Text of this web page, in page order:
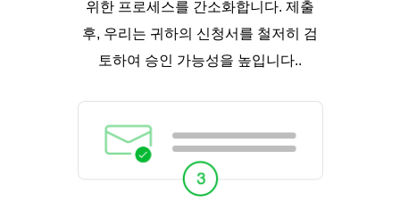
위한 프로세스를 간소화합니다. 제출
후, 우리는 귀하의 신청서를 철저히 검
토하여 승인 가능성을 높입니다..